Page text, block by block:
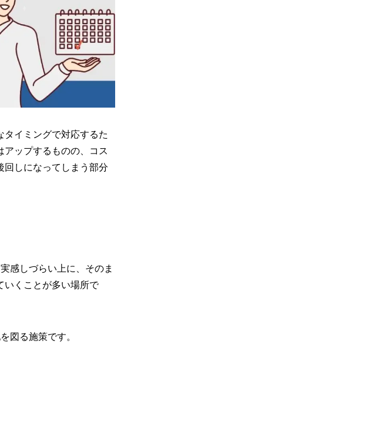
イミングで対応するた
ップするものの、コス
回しになってしまう部分
感しづらい上に、そのま
いくことが多い場所で
図る施策です。